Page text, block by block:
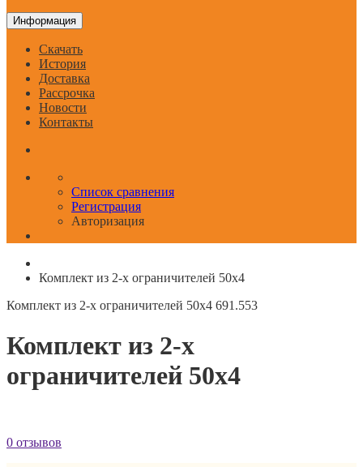
Информация
Скачать
История
Доставка
Рассрочка
Новости
Контакты
Список сравнения
Регистрация
Авторизация
Комплект из 2-х ограничителей 50x4
Комплект из 2-х ограничителей 50x4 691.553
Комплект из 2-х
ограничителей 50x4
0 отзывов